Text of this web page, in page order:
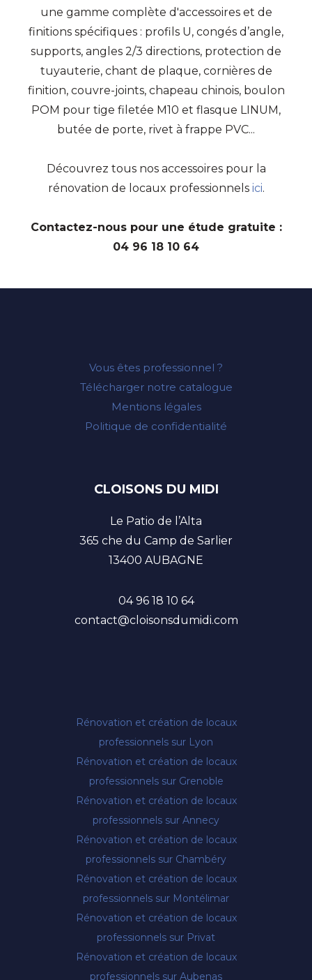
une gamme complète d'accessoires et de
finitions spécifiques : profils U, congés d’angle,
supports, angles 2/3 directions, protection de
tuyauterie, chant de plaque, cornières de
finition, couvre-joints, chapeau chinois, boulon
POM pour tige filetée M10 et flasque LINUM,
butée de porte, rivet à frappe PVC...
Découvrez tous nos accessoires pour la
rénovation de locaux professionnels ici.
Contactez-nous pour une étude gratuite :
04 96 18 10 64
Vous êtes professionnel ?
Télécharger notre catalogue
Mentions légales
Politique de confidentialité
CLOISONS DU MIDI
Le Patio de l’Alta
365 che du Camp de Sarlier
13400 AUBAGNE
04 96 18 10 64
contact@cloisonsdumidi.com
Rénovation et création de locaux
professionnels sur Lyon
Rénovation et création de locaux
professionnels sur Grenoble
Rénovation et création de locaux
professionnels sur Annecy
Rénovation et création de locaux
professionnels sur Chambéry
Rénovation et création de locaux
professionnels sur Montélimar
Rénovation et création de locaux
professionnels sur Privat
Rénovation et création de locaux
professionnels sur Aubenas